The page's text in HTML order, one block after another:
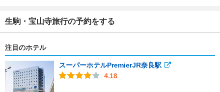
生駒・宝山寺旅行の予約をする
注目のホテル
スーパーホテルPremierJR奈良駅
4.18